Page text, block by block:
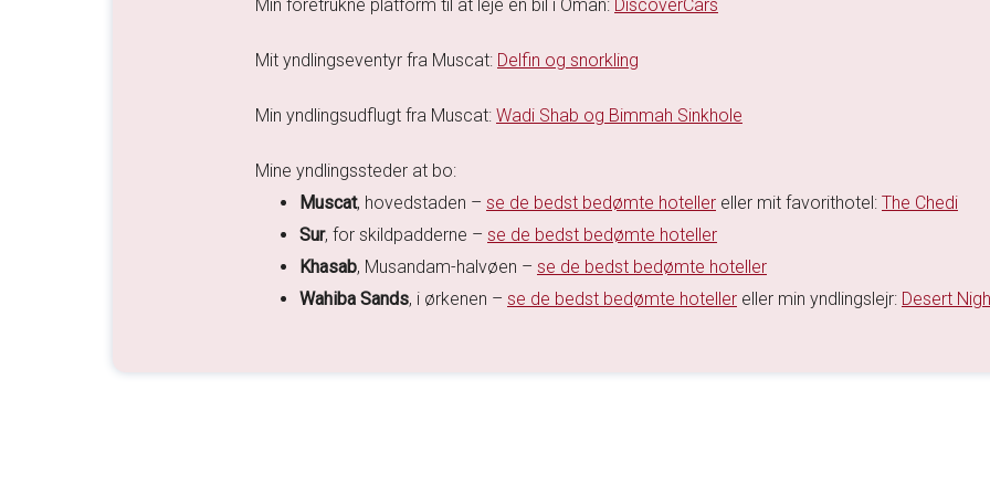
Min foretrukne platform til at leje en bil i Oman: DiscoverCars
Mit yndlingseventyr fra Muscat: Delfin og snorkling
Min yndlingsudflugt fra Muscat: Wadi Shab og Bimmah Sinkhole
Mine yndlingssteder at bo:
Muscat, hovedstaden – se de bedst bedømte hoteller eller mit favorithotel: The Chedi
Sur, for skildpadderne – se de bedst bedømte hoteller
Khasab, Musandam-halvøen – se de bedst bedømte hoteller
Wahiba Sands, i ørkenen – se de bedst bedømte hoteller eller min yndlingslejr: Desert